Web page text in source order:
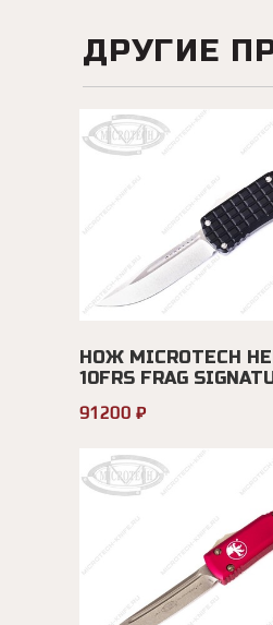
ДРУГИЕ
НОЖ MICROTECH
10FRS FRAG
91200 ₽